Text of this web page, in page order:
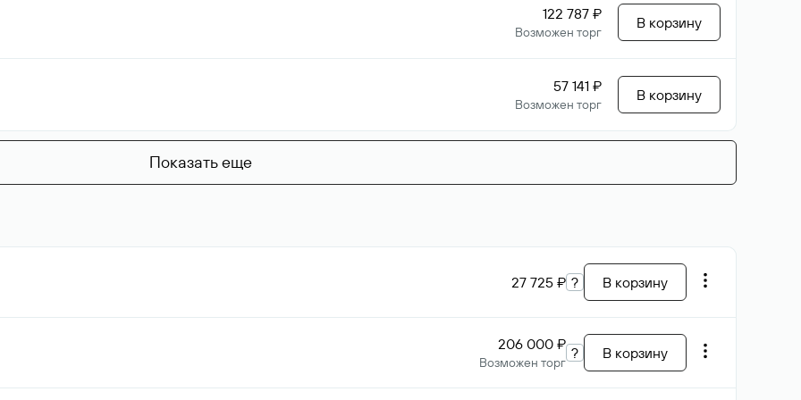
122 787 ₽
Возможен торг
В корзину
57 141 ₽
Возможен торг
В корзину
Показать еще
27 725 ₽ ? В корзину
206 000 ₽
Возможен торг
? В корзину